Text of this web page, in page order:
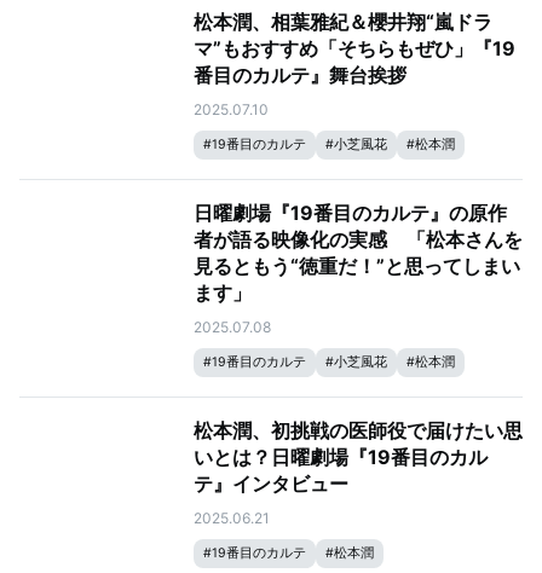
#
佐久間大介 #Snow Man #それスノ
#それSnow Manにやらせて下さい # 渡辺翔太
松本潤、相葉雅紀＆櫻井翔“嵐ドラ
マ”もおすすめ「そちらもぜひ」『19
番目のカルテ』舞台挨拶
2025.07.10
#19番目のカルテ #小芝風花 #松本潤
日曜劇場『19番目のカルテ』の原作
者が語る映像化の実感 「松本さんを
見るともう“徳重だ！”と思ってしまい
ます」
2025.07.08
#19番目のカルテ #小芝風花 #松本潤
松本潤、初挑戦の医師役で届けたい思
いとは？日曜劇場『19番目のカル
テ』インタビュー
2025.06.21
#19番目のカルテ #松本潤